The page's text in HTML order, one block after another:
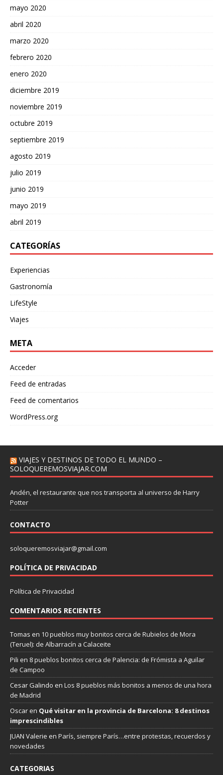
mayo 2020
abril 2020
marzo 2020
febrero 2020
enero 2020
diciembre 2019
noviembre 2019
octubre 2019
septiembre 2019
agosto 2019
julio 2019
junio 2019
mayo 2019
abril 2019
CATEGORÍAS
Experiencias
Gastronomía
LifeStyle
Viajes
META
Acceder
Feed de entradas
Feed de comentarios
WordPress.org
VIAJES Y DESTINOS DE TODO EL MUNDO –
SOLOQUEREMOSVIAJAR.COM
Andén, el restaurante que nos transporta al universo de Harry
Potter
CONTACTO
soloqueremosviajar@gmail.com
POLÍTICA DE PRIVACIDAD
Política de Privacidad
COMENTARIOS RECIENTES
Tomas en 10 pueblos muy bonitos cerca de Rubielos de Mora
(Teruel): de Albarracín a Calaceite
Pili en 8 pueblos bonitos cerca de Palencia: de Frómista a Aguilar
de Campoo
Cesar Galindo en Los 8 pueblos más bonitos a menos de una hora
de Madrid
Oscaren Qué visitar en la provincia de Barcelona: 8 destinos
imprescindibles
JUAN Valerie en París, siempre París…entre protestas, recuerdos y
novedades
CATEGORIAS